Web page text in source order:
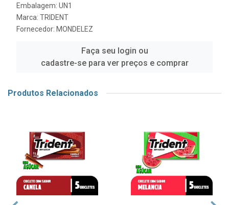
Embalagem: UN1
Marca: TRIDENT
Fornecedor: MONDELEZ
Faça seu login ou
cadastre-se para ver preços e comprar
Produtos Relacionados